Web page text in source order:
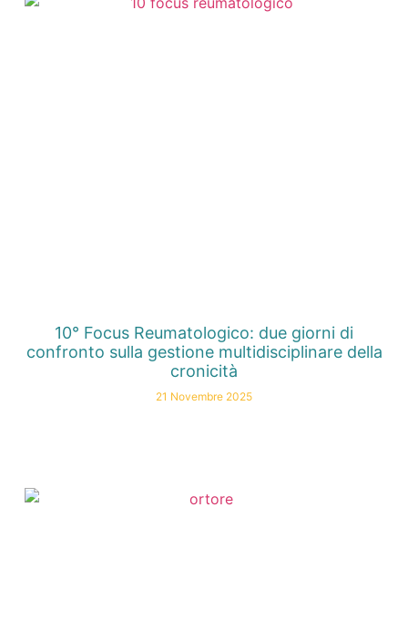
10° Focus Reumatologico: due giorni di
confronto sulla gestione multidisciplinare della
cronicità
21 Novembre 2025